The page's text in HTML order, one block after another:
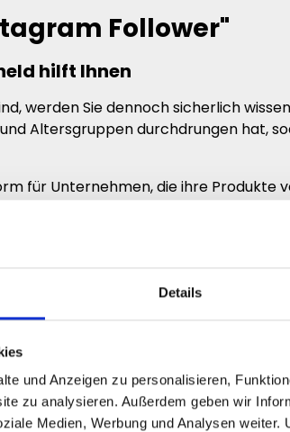
Details
und Anzeigen zu personalisieren,
zu analysieren. Außerdem geben wir
Medien, Werbung und Analysen
Follower"
hilft Ihnen
werden Sie dennoch sicherlich
Altersgruppen durchdrungen hat,
für Unternehmen, die ihre Produkte
dass Sie dies ohne weitere Hilfe
zu sein?
Unternehmen und Personen, die
wenn Sie auf Instagram eine
Millionen von Menschen zu
sehr viel Einfluss mit sich. Große
wichtig, wenn Sie zum Beispiel ein
Einfluss zu haben.